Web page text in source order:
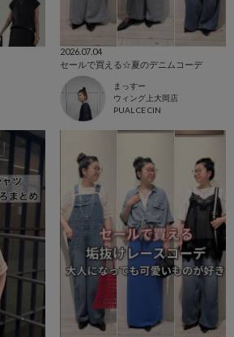
2026.07.04
セールで買える☆夏のデニムコーデ
まっすー
ウィング上大岡店
PUAL CE CIN